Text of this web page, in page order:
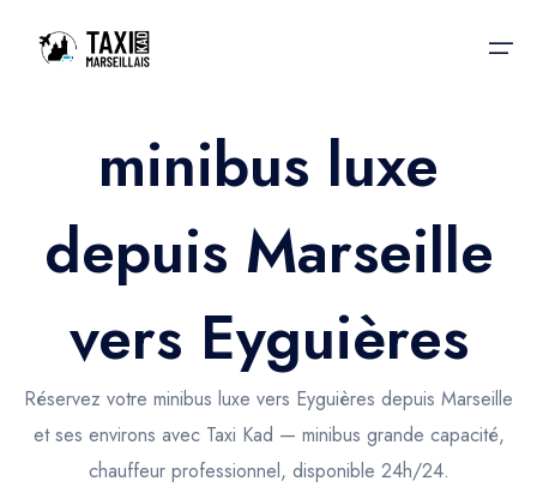
Accueil
Nos services
Nos services
Trajet Gare SNCF
Trajet Port croisière
Trajet Séminaire
Taxis aéroport
Réservation
Actualités & évènements
Contactez-nous
minibus luxe
depuis Marseille
vers Eyguières
Réservez votre minibus luxe vers Eyguières depuis Marseille
et ses environs avec Taxi Kad — minibus grande capacité,
chauffeur professionnel, disponible 24h/24.